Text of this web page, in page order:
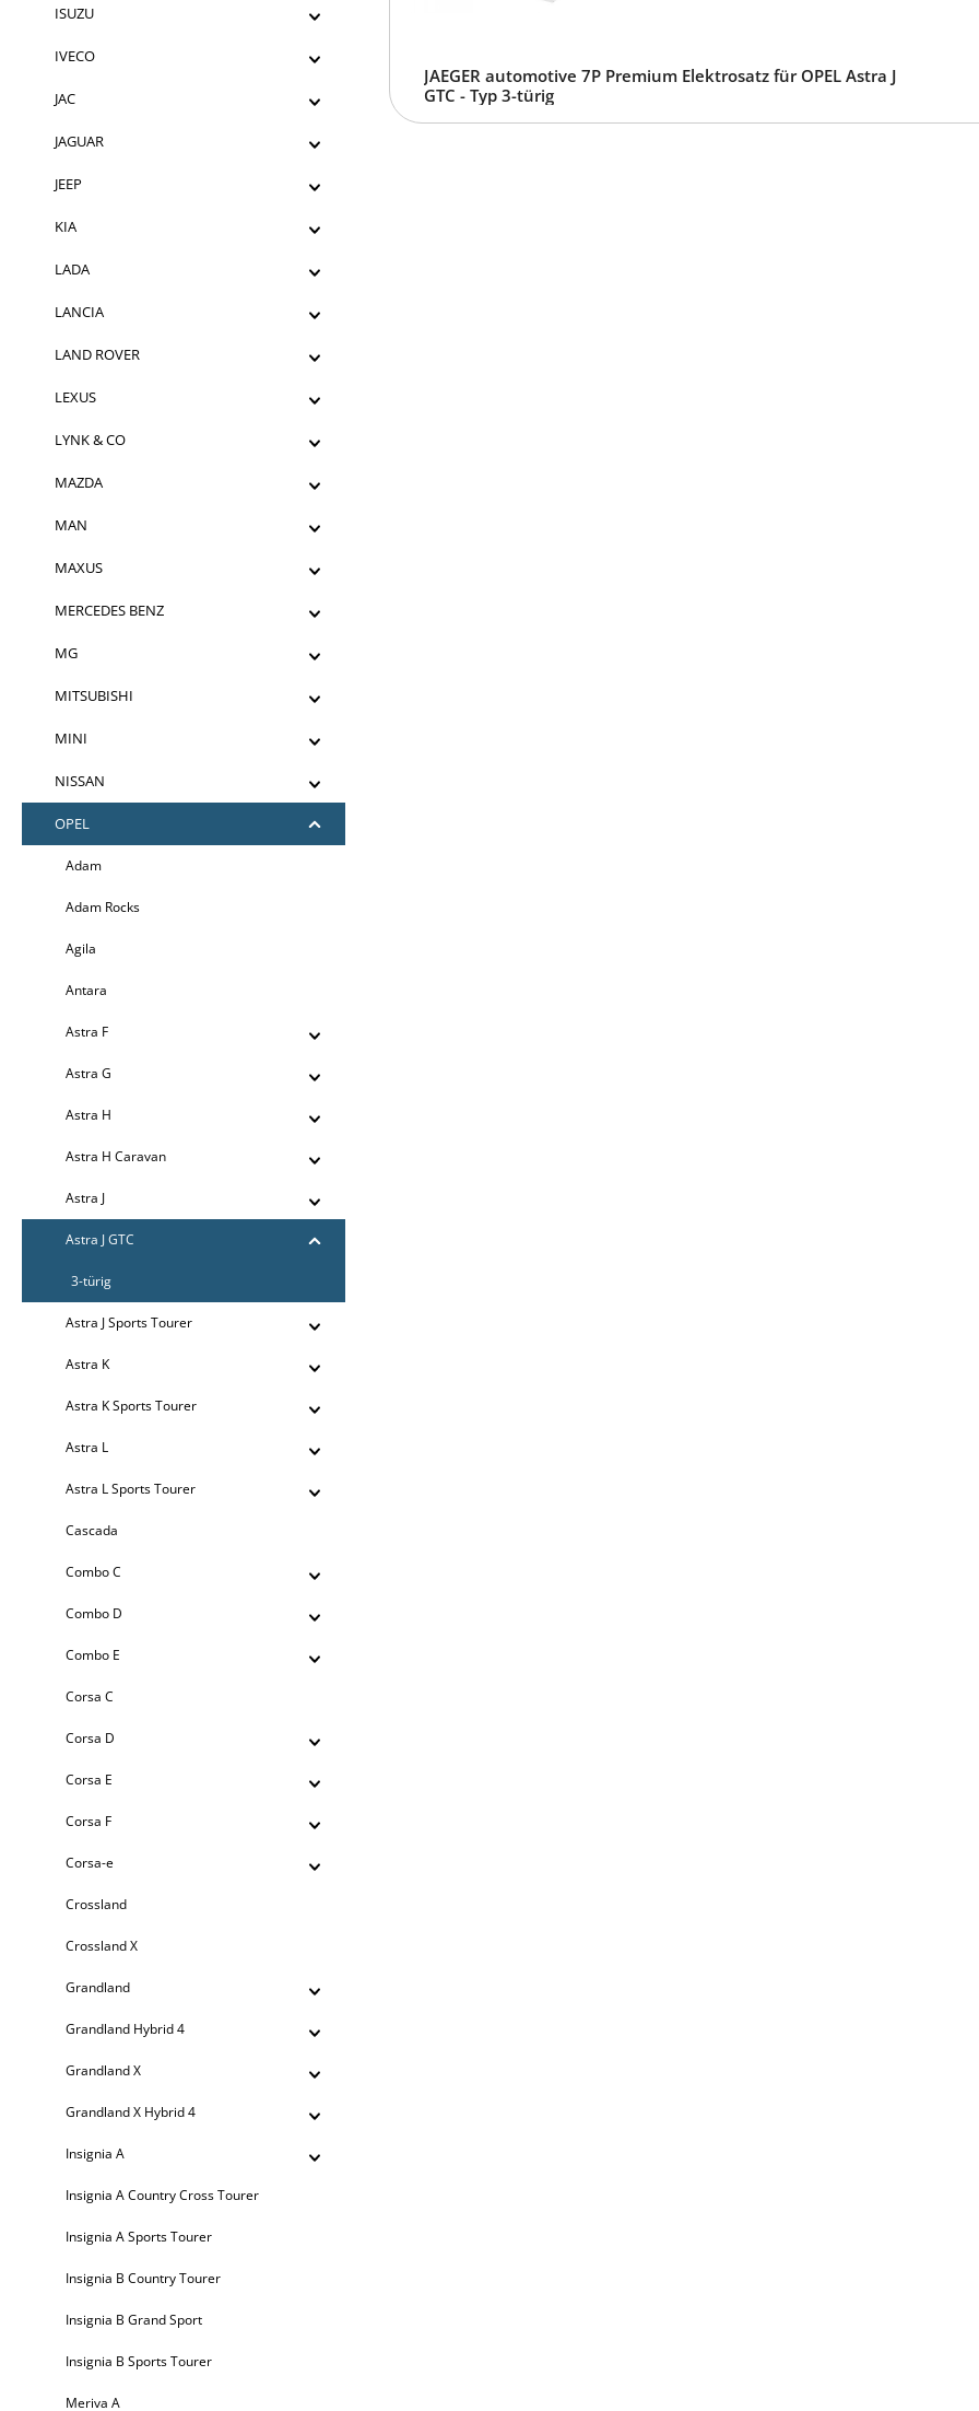
ISUZU
IVECO
JAC
JAGUAR
JEEP
KIA
LADA
LANCIA
LAND ROVER
LEXUS
LYNK & CO
MAZDA
MAN
MAXUS
MERCEDES BENZ
MG
MITSUBISHI
MINI
NISSAN
OPEL
Adam
Adam Rocks
Agila
Antara
Astra F
Astra G
Astra H
Astra H Caravan
Astra J
Astra J GTC
3-türig
Astra J Sports Tourer
Astra K
Astra K Sports Tourer
Astra L
Astra L Sports Tourer
Cascada
Combo C
Combo D
Combo E
Corsa C
Corsa D
Corsa E
Corsa F
Corsa-e
Crossland
Crossland X
Grandland
Grandland Hybrid 4
Grandland X
Grandland X Hybrid 4
Insignia A
Insignia A Country Cross Tourer
Insignia A Sports Tourer
Insignia B Country Tourer
Insignia B Grand Sport
Insignia B Sports Tourer
Meriva A
JAEGER automotive 7P Premium Elektrosatz für OPEL Astra J
GTC - Typ 3-türig